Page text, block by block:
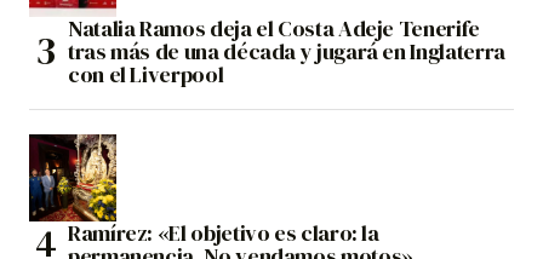
Natalia Ramos deja el Costa Adeje Tenerife
tras más de una década y jugará en Inglaterra
con el Liverpool
Ramírez: «El objetivo es claro: la